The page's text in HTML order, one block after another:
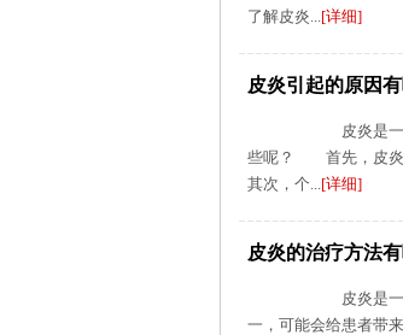
了解皮炎...[详细]
皮炎引起的原因
皮炎是一种常
些呢？ 首先，皮炎的
其次，个...[详细]
皮炎的治疗方法
皮炎是一种常
一，可能会给患者带